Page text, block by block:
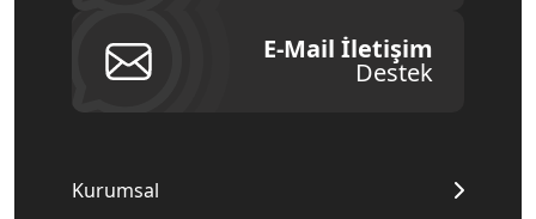
E-Mail İletişim
Destek
Kurumsal